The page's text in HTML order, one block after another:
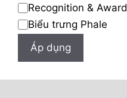
Danh
mục
Recognition &
Biểu trưng Phale
Áp dụng